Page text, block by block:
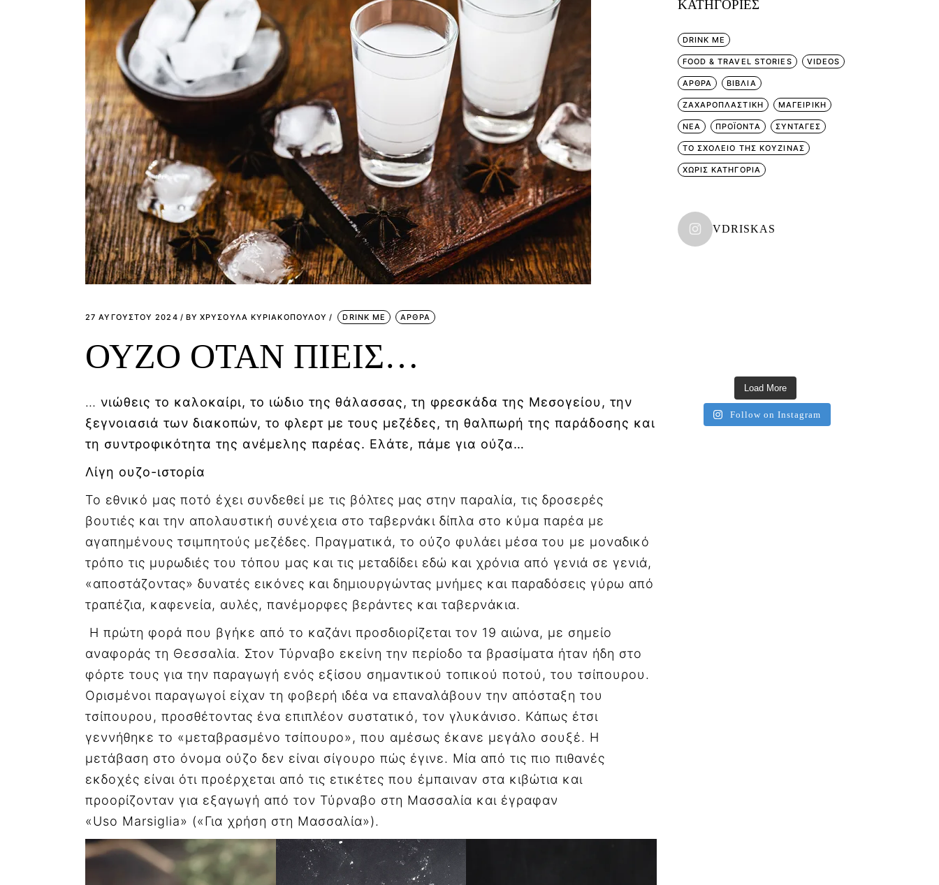
27 ΑΥΓΟΎΣΤΟΥ 2024 BY ΧΡΥΣΟΥΛΑ ΚΥΡΙΑΚΟΠΟΥΛΟΥ DRINK ME ΑΡΘΡΑ
ΟΥΖΟ ΟΤΑΝ ΠΙΕΙΣ…
… νιώθεις το καλοκαίρι, το ιώδιο της θάλασσας, τη φρεσκάδα της Μεσογείου, την
ξεγνοιασιά των διακοπών, το φλερτ με τους μεζέδες, τη θαλπωρή της παράδοσης και
τη συντροφικότητα της ανέμελης παρέας. Ελάτε, πάμε για ούζα…
Λίγη ουζο-ιστορία
Το εθνικό μας ποτό έχει συνδεθεί με τις βόλτες μας στην παραλία, τις δροσερές
βουτιές και την απολαυστική συνέχεια στο ταβερνάκι δίπλα στο κύμα παρέα με
αγαπημένους τσιμπητούς μεζέδες. Πραγματικά, το ούζο φυλάει μέσα του με μοναδικό
τρόπο τις μυρωδιές του τόπου μας και τις μεταδίδει εδώ και χρόνια από γενιά σε γενιά,
«αποστάζοντας» δυνατές εικόνες και δημιουργώντας μνήμες και παραδόσεις γύρω από
τραπέζια, καφενεία, αυλές, πανέμορφες βεράντες και ταβερνάκια.
Η πρώτη φορά που βγήκε από το καζάνι προσδιορίζεται τον 19 αιώνα, με σημείο
αναφοράς τη Θεσσαλία. Στον Τύρναβο εκείνη την περίοδο τα βρασίματα ήταν ήδη στο
φόρτε τους για την παραγωγή ενός εξίσου σημαντικού τοπικού ποτού, του τσίπουρου.
Ορισμένοι παραγωγοί είχαν τη φοβερή ιδέα να επαναλάβουν την απόσταξη του
τσίπουρου, προσθέτοντας ένα επιπλέον συστατικό, τον γλυκάνισο. Κάπως έτσι
γεννήθηκε το «μεταβρασμένο τσίπουρο», που αμέσως έκανε μεγάλο σουξέ. Η
μετάβαση στο όνομα ούζο δεν είναι σίγουρο πώς έγινε. Μία από τις πιο πιθανές
εκδοχές είναι ότι προέρχεται από τις ετικέτες που έμπαιναν στα κιβώτια και
προορίζονταν για εξαγωγή από τον Τύρναβο στη Μασσαλία και έγραφαν
«Uso Marsiglia» («Για χρήση στη Μασσαλία»).
KΑΤΗΓΟΡΊΕΣ
DRINK ME
FOOD & TRAVEL STORIES VIDEOS
ΑΡΘΡΑ ΒΙΒΛΙΑ
ΖΑΧΑΡΟΠΛΑΣΤΙΚΗ ΜΑΓΕΙΡΙΚΗ
ΝΕΑ ΠΡΟΪΟΝΤΑ ΣΥΝΤΑΓΕΣ
ΤΟ ΣΧΟΛΕΙΟ ΤΗΣ ΚΟΥΖΙΝΑΣ
ΧΩΡΊΣ ΚΑΤΗΓΟΡΊΑ
VDRISKAS
Load More
Follow on Instagram